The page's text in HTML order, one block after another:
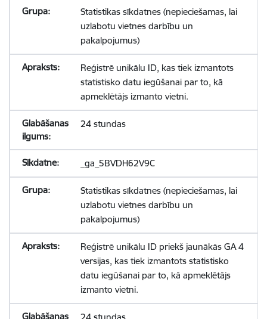
Statistikas sīkdatnes (nepieciešamas, lai
uzlabotu vietnes darbību un
pakalpojumus)
Reģistrē unikālu ID, kas tiek izmantots
statistisko datu iegūšanai par to, kā
apmeklētājs izmanto vietni.
24 stundas
_ga_5BVDH62V9C
Statistikas sīkdatnes (nepieciešamas, lai
uzlabotu vietnes darbību un
pakalpojumus)
Reģistrē unikālu ID priekš jaunākās GA 4
versijas, kas tiek izmantots statistisko
datu iegūšanai par to, kā apmeklētājs
izmanto vietni.